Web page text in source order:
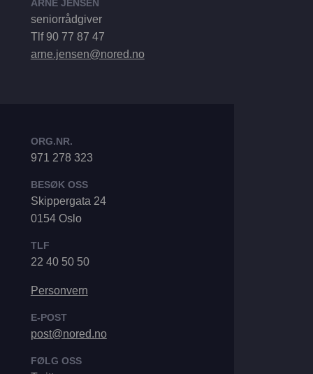
ARNE JENSEN
seniorrådgiver
Tlf 90 77 87 47
arne.jensen@nored.no
ORG.NR.
971 278 323
BESØK OSS
Skippergata 24
0154 Oslo
TLF
22 40 50 50
Personvern
E-POST
post@nored.no
FØLG OSS